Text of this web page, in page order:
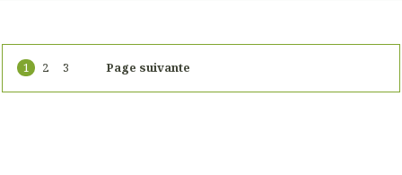
1 2 3 Page suivante